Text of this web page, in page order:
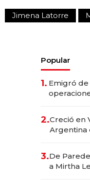
Jimena Latorre
Popular
1. Emigró
2.Creció en
Argentina
las
3.De
a Mirtha